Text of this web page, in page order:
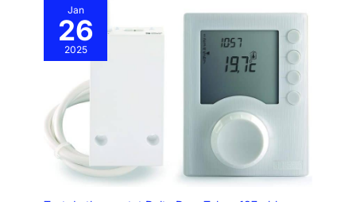
Jan
26
2025